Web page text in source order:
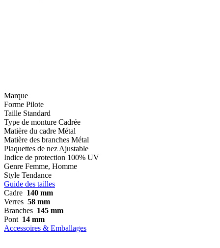
Marque
Forme Pilote
Taille Standard
Type de monture Cadrée
Matière du cadre Métal
Matière des branches Métal
Plaquettes de nez Ajustable
Indice de protection 100% UV
Genre Femme, Homme
Style Tendance
Guide des tailles
Cadre 140 mm
Verres 58 mm
Branches 145 mm
Pont 14 mm
Accessoires & Emballages